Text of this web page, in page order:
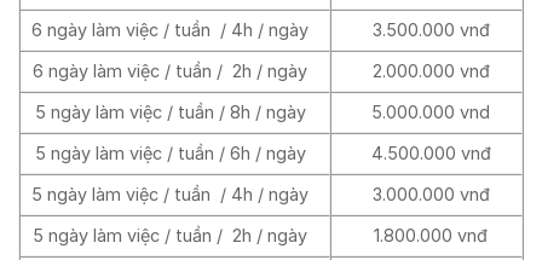
6 ngày làm việc / tuần / 4h / ngày
3.500.000 vnđ
6 ngày làm việc / tuần / 2h / ngày
2.000.000 vnđ
5 ngày làm việc / tuần / 8h / ngày
5.000.000 vnd
5 ngày làm việc / tuần / 6h / ngày
4.500.000 vnđ
5 ngày làm việc / tuần / 4h / ngày
3.000.000 vnđ
5 ngày làm việc / tuần / 2h / ngày
1.800.000 vnđ